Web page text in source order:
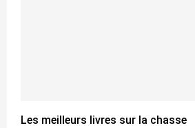
Les meilleurs livres sur la chasse